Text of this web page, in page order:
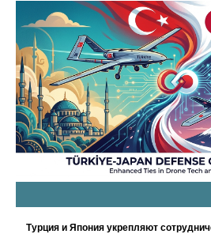
Турция и Япония укрепляют